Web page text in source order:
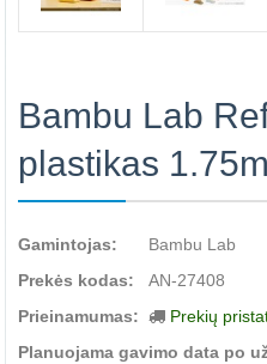
Bambu Lab
plastikas
Gamintojas:
Bambu Lab
Prekės kodas:
AN-27408
Prieinamumas:
Prekių
Planuojama gavimo data po